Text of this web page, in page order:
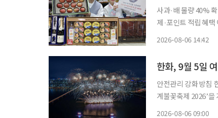
사과·배 물량 40%
제·포인트 적립 혜택 이마트가 추석 선물세트 사전예약 프로모션을 펼치며 명절 대목 잡기에
2026-08-06 14:42
한화, 9월 5일
안전관리 강화 방침 한화가 다음 달 5일 여의도 한강공원 일대에서 ‘한화와 함께하는 서울세
계불꽃축제 2026’을 개최한다고 6일 밝혔
2026-08-06 09:00